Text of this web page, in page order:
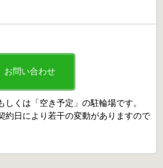
お問い合わせ
しくは「空き予定」の駐輪場です。
約日により若干の変動がありますので